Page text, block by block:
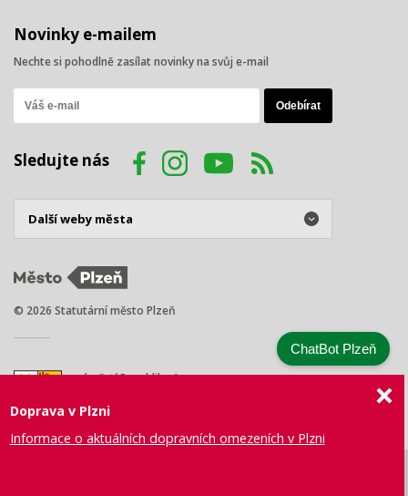
Novinky e-mailem
Nechte si pohodlně zasílat novinky na svůj e-mail
Sledujte nás
© 2026 Statutární město Plzeň
náměstí Republiky 1
Tel.: +420 378 031 111
Doprava v Plzni
Informace o aktuálních dopravních omezeních v Plzni
ChatBot Plzeň